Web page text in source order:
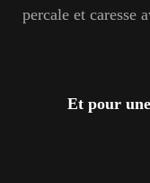
percale et
Et pour